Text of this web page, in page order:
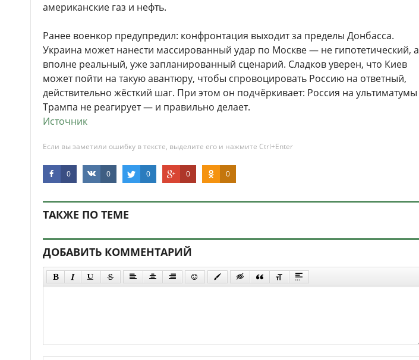
американские газ и нефть.
Ранее военкор предупредил: конфронтация выходит за пределы Донбасса.
Украина может нанести массированный удар по Москве — не гипотетический, а
вполне реальный, уже запланированный сценарий. Сладков уверен, что Киев
может пойти на такую авантюру, чтобы спровоцировать Россию на ответный,
действительно жёсткий шаг. При этом он подчёркивает: Россия на ультиматумы
Трампа не реагирует — и правильно делает.
Источник
Если вы заметили ошибку в тексте, выделите его и нажмите Ctrl+Enter
0 0 0 0 0
ТАКЖЕ ПО ТЕМЕ
ДОБАВИТЬ КОММЕНТАРИЙ